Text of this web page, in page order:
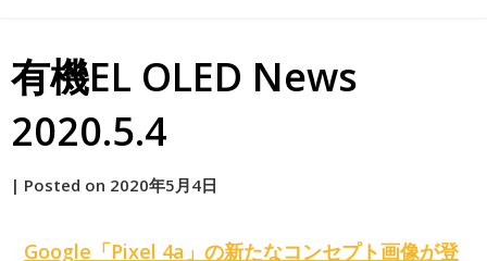
有機EL OLED News
2020.5.4
by
| Posted on 2020年5月4日
Google「Pixel 4a」の新たなコンセプト画像が登